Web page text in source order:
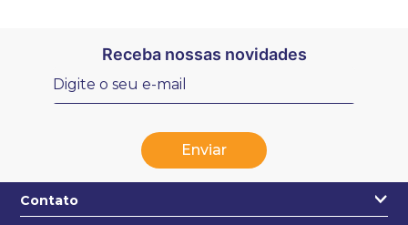
Receba nossas novidades
Enviar
Contato